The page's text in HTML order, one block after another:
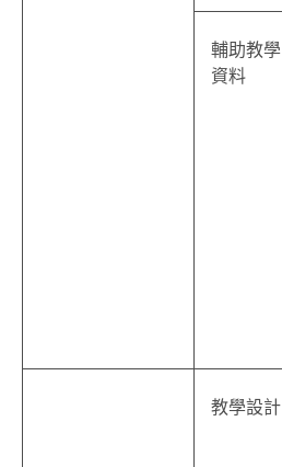
輔助教學
資料
教學設計